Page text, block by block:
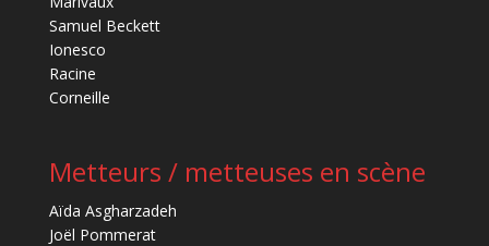
Samuel Beckett
Ionesco
Racine
Corneille
Metteurs / metteuses en scène
Aïda Asgharzadeh
Joël Pommerat